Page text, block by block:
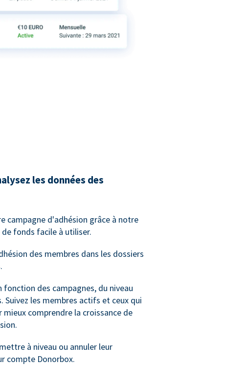
les données des
campagne d'adhésion grâce à notre
fonds facile à utiliser.
des membres dans les dossiers
fonction des campagnes, du niveau
Suivez les membres actifs et ceux qui
comprendre la croissance de
à niveau ou annuler leur
compte Donorbox.